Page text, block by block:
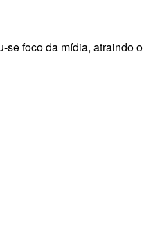
se foco da mídia, atraindo